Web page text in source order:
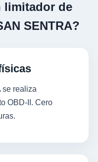
limitador de
SENTRA?
se realiza
OBD-II. Cero